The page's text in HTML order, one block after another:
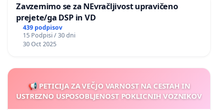
Zavzemimo se za NEvračljivost upravičeno
prejete/ga DSP in VD
439 podpisov
15 Podpisi / 30 dni
30 Oct 2025
📢 PETICIJA ZA VEČJO VARNOST NA CESTAH IN
USTREZNO USPOSOBLJENOST POKLICNIH VOZNIKOV